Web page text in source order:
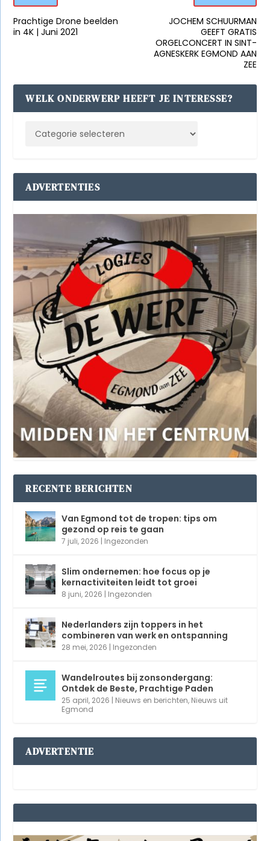
Prachtige Drone beelden
in 4K | Juni 2021
JOCHEM SCHUURMAN
GEEFT GRATIS
ORGELCONCERT IN SINT-
AGNESKERK EGMOND AAN
ZEE
WELK ONDERWERP HEEFT JE INTERESSE?
ADVERTENTIES
RECENTE BERICHTEN
Van Egmond tot de tropen: tips om
gezond op reis te gaan
7 juli, 2026 | Ingezonden
Slim ondernemen: hoe focus op je
kernactiviteiten leidt tot groei
8 juni, 2026 | Ingezonden
Nederlanders zijn toppers in het
combineren van werk en ontspanning
28 mei, 2026 | Ingezonden
Wandelroutes bij zonsondergang:
Ontdek de Beste, Prachtige Paden
25 april, 2026 | Nieuws en berichten, Nieuws uit
Egmond
ADVERTENTIE